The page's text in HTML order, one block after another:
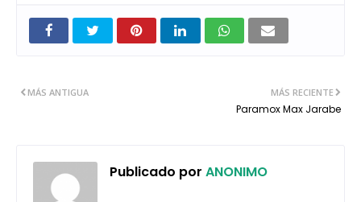
MÁS RECIENTE
Paramox Max Jarabe
MÁS ANTIGUA
Publicado por ANONIMO